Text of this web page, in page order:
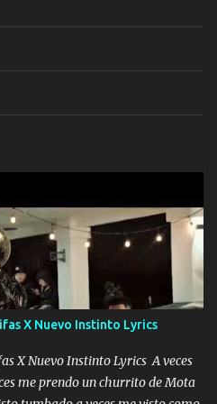
X Nuevo Instinto Lyrics
X Nuevo Instinto Lyrics A veces
me prendo un churrito de Mota